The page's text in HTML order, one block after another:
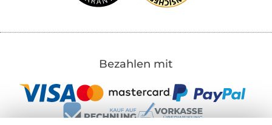
Bezahlen mit